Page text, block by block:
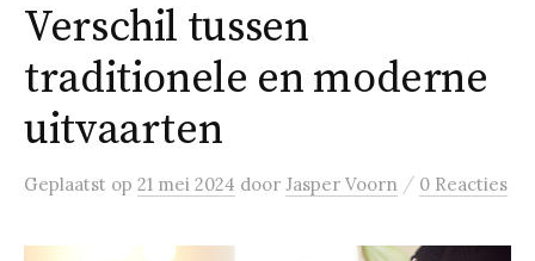
Verschil tussen
traditionele en moderne
uitvaarten
Geplaatst op 21 mei 2024 door Jasper Voorn / 0 Reacties